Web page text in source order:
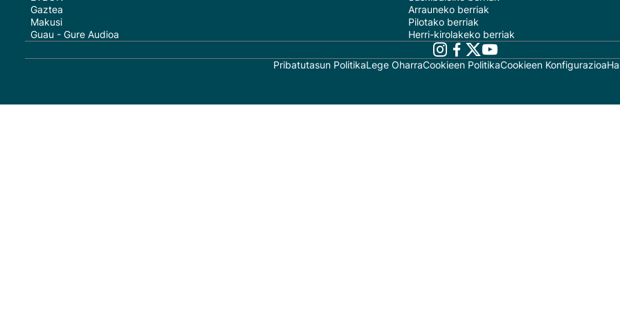
Gaztea
Makusi
Guau - Gure Audioa
Arrauneko berriak
Pilotako berriak
Herri-kirolakeko berriak
Pribatutasun PolitikaLege OharraCookieen PolitikaCookieen Konfigurazioa